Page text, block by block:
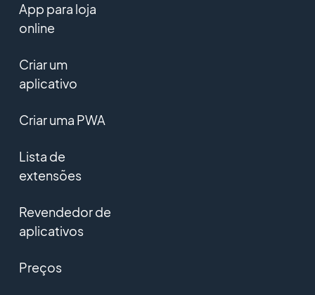
App para loja
online
Criar um
aplicativo
Criar uma PWA
Lista de
extensões
Revendedor de
aplicativos
Preços